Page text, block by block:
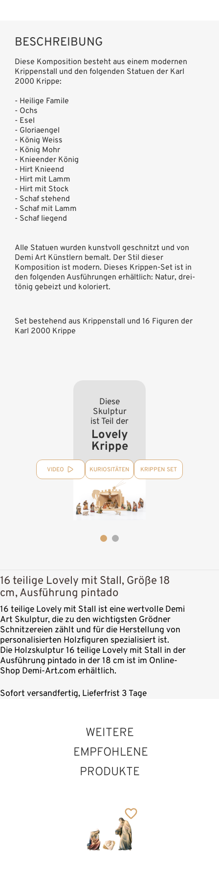
BESCHREIBUNG
Diese Komposition besteht aus einem modernen
Krippenstall und den folgenden Statuen der Karl
2000 Krippe:
- Heilige Famile
- Ochs
- Esel
- Gloriaengel
- König Weiss
- König Mohr
- Knieender König
- Hirt Knieend
- Hirt mit Lamm
- Hirt mit Stock
- Schaf stehend
- Schaf mit Lamm
- Schaf liegend
Alle Statuen wurden kunstvoll geschnitzt und von
Demi Art Künstlern bemalt. Der Stil dieser
Komposition ist modern. Dieses Krippen-Set ist in
den folgenden Ausführungen erhältlich: Natur, drei-
tönig gebeizt und koloriert.
Set bestehend aus Krippenstall und 16 Figuren der
Karl 2000 Krippe
Diese
Skulptur
ist Teil der
Lovely
Krippe
VIDEO KURIOSITÄTEN KRIPPEN SET
16 teilige Lovely mit Stall, Größe 18
cm, Ausführung pintado
16 teilige Lovely mit Stall ist eine wertvolle Demi
Art Skulptur, die zu den wichtigsten Grödner
Schnitzereien zählt und für die Herstellung von
personalisierten Holzfiguren spezialisiert ist.
Die Holzskulptur 16 teilige Lovely mit Stall in der
Ausführung pintado in der 18 cm ist im Online-
Shop Demi-Art.com erhältlich.
Sofort versandfertig, Lieferfrist 3 Tage
WEITERE
EMPFOHLENE
PRODUKTE